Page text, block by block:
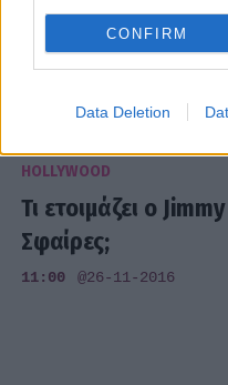
CONFIRM
Data Deletion
HOLLYWOOD
Τι ετοιμάζει ο
Σφαίρες;
11:00 @26-11-2016